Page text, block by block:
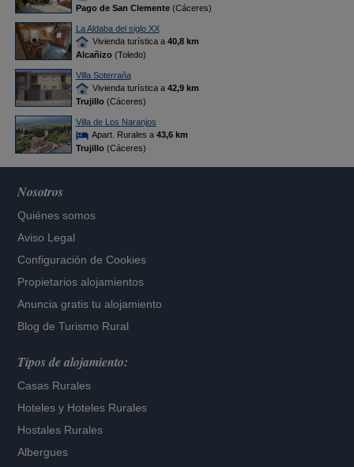
Pago de San Clemente(Cáceres)
La Aldaba del siglo XX
Vivienda turística a 40,8 km
Alcañizo(Toledo)
Villa Soterraña
Vivienda turística a 42,9 km
Trujillo(Cáceres)
Villa de Los Naranjos
Apart. Rurales a 43,6 km
Trujillo(Cáceres)
Nosotros
Quiénes somos
Aviso Legal
Configuración de Cookies
Propietarios alojamientos
Anuncia gratis tu alojamiento
Blog de Turismo Rural
Tipos de alojamiento:
Casas Rurales
Hoteles y Hoteles Rurales
Hostales Rurales
Albergues